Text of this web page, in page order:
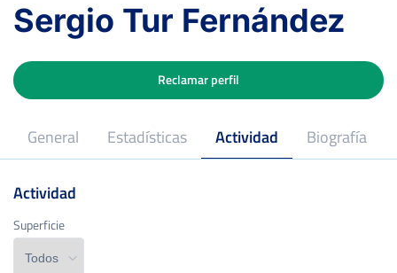
Sergio Tur Fernández
General Estadísticas Actividad Biografía
Reclamar perfil
Superficie
Actividad
Superficie